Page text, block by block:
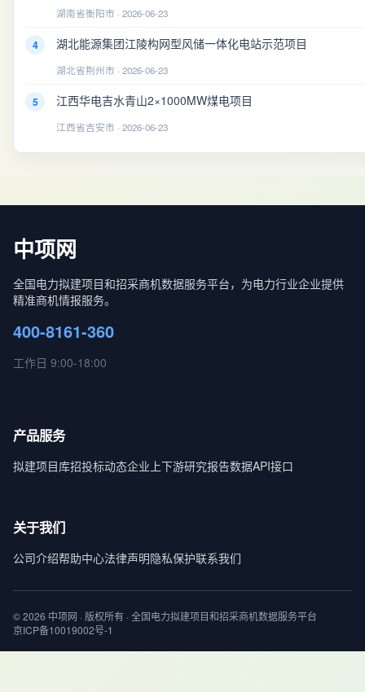
湖南省衡阳市 · 2026-06-23
4 湖北能源集团江陵构网型风储一体化电站示范项目
湖北省荆州市 · 2026-06-23
5 江西华电吉水青山2×1000MW煤电项目
江西省吉安市 · 2026-06-23
中项网
全国电力拟建项目和招采商机数据服务平台，为电力行业企业提供
精准商机情报服务。
400-8161-360
工作日 9:00-18:00
产品服务
拟建项目库招投标动态企业上下游研究报告数据API接口
关于我们
公司介绍帮助中心法律声明隐私保护联系我们
© 2026 中项网 · 版权所有 · 全国电力拟建项目和招采商机数据服务平台
京ICP备10019002号-1